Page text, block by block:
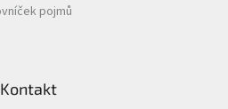
pojmů
Kontakt